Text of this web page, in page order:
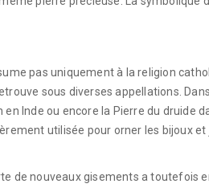
pas uniquement à la religion
sous diverses appellations.
Inde ou encore la Pierre du druide
utilisée pour orner les bijoux
de nouveaux gisements a toutefois